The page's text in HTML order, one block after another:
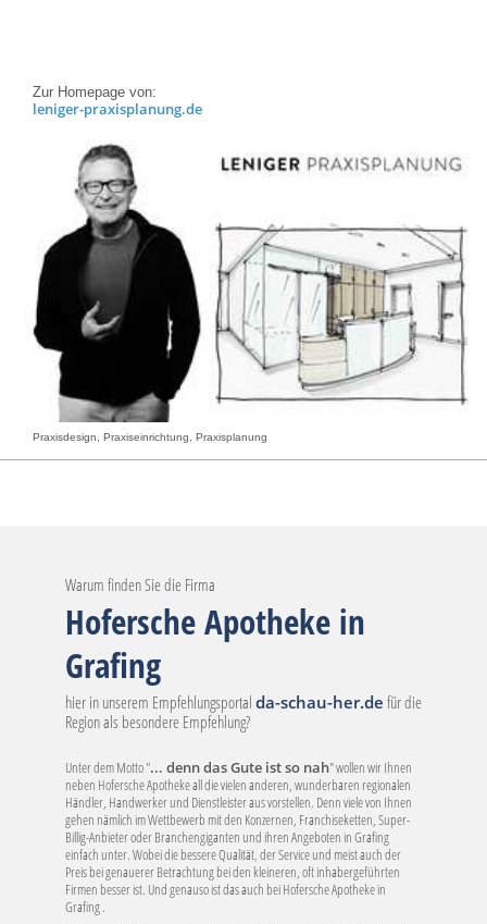
Zur Homepage von:
leniger-praxisplanung.de
Praxisdesign, Praxiseinrichtung, Praxisplanung
Warum finden Sie die Firma
Hofersche Apotheke in
Grafing
hier in unserem Empfehlungsportalda-schau-her.defür die
Region als besondere Empfehlung?
Unter dem Motto "... denn das Gute ist so nah" wollen wir Ihnen
neben Hofersche Apotheke all die vielen anderen, wunderbaren regionalen
Händler, Handwerker und Dienstleister aus vorstellen. Denn viele von Ihnen
gehen nämlich im Wettbewerb mit den Konzernen, Franchiseketten, Super-
Billig-Anbieter oder Branchengiganten und ihren Angeboten in Grafing
einfach unter. Wobei die bessere Qualität, der Service und meist auch der
Preis bei genauerer Betrachtung bei den kleineren, oft inhabergeführten
Firmen besser ist. Und genauso ist das auch bei Hofersche Apotheke in
Grafing .